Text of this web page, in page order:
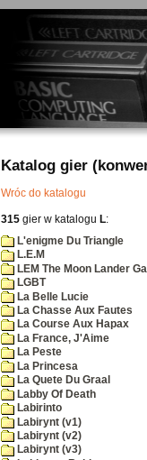
Katalog gier
Wróc do katalogu
315 gier w katalogu L:
L'enigme Du Triangle
L.E.M
LEM The Moon Lander
LGBT
La Belle Lucie
La Chasse Aux Fautes
La Course Aux Hapax
La France, J'Aime
La Peste
La Princesa
La Quete Du Graal
Labby Of Death
Labirinto
Labirynt (v1)
Labirynt (v2)
Labirynt (v3)